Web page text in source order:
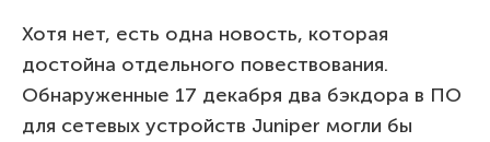
Хотя нет, есть одна новость, которая
достойна отдельного повествования.
Обнаруженные 17 декабря два бэкдора в ПО
для сетевых устройств Juniper могли бы